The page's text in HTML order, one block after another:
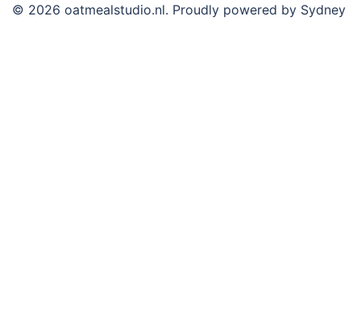
© 2026 oatmealstudio.nl. Proudly powered by Sydney